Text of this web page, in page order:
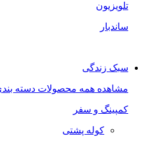
تلویزیون
ساندبار
سبک زندگی
مشاهده همه محصولات دسته بندی
کمپینگ و سفر
کوله پشتی